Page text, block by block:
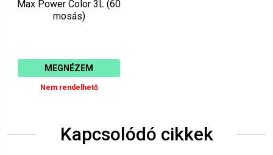
Max Power Color 3L (60
mosás)
MEGNÉZEM
Nem rendelhető
Kapcsolódó cikkek